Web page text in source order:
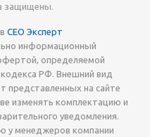
защищены.
СЕО Эксперт
информационный
определяемой
РФ. Внешний вид
представленных на сайте
изменять комплектацию и
уведомления.
у менеджеров компании